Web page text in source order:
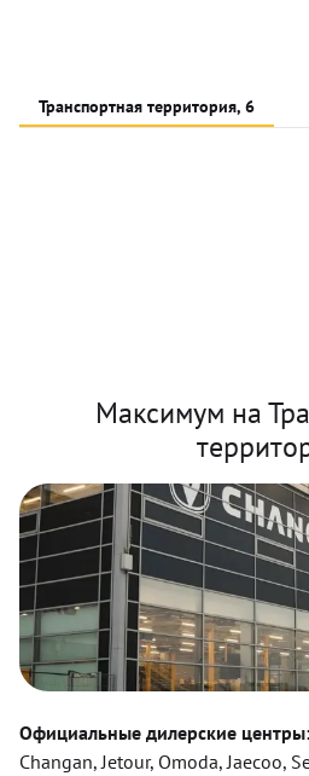
Транспортная территория, 6
Максимум на
Официальные дилерские центры:
Changan, Jetour, Omoda, Jaecoo,